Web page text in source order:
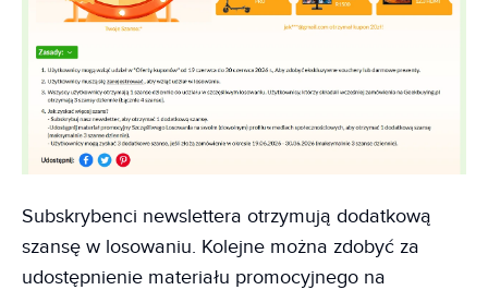
Subskrybenci newslettera otrzymują dodatkową
szansę w losowaniu. Kolejne można zdobyć za
udostępnienie materiału promocyjnego na